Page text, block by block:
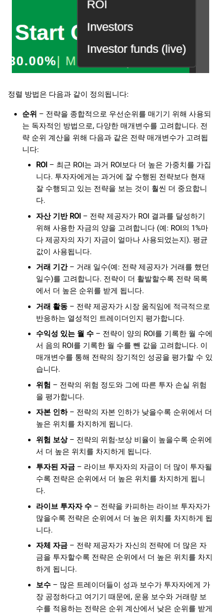
정렬 방법은 다음과 같이 정의됩니다:
순위 – 전략을 종합적으로 우선순위를 매기기 위해 사용되
는 독자적인 방법으로, 다양한 매개변수를 고려합니다. 전
략 순위 계산을 위해 다음과 같은 전략 매개변수가 고려됩
니다:
ROI– 최근 ROI는 과거 ROI보다 더 높은 가중치를 가집
니다. 투자자에게는 과거에 잘 수행된 전략보다 현재
잘 수행되고 있는 전략을 보는 것이 훨씬 더 중요합니
다.
자산 기반 ROI– 전략 제공자가 ROI 결과를 달성하기
위해 사용한 자금의 양을 고려합니다 (예: ROI의 1%마
다 제공자의 자기 자금이 얼마나 사용되었는지). 평균
값이 사용됩니다.
거래 기간– 거래 일수(예: 전략 제공자가 거래를 했던
일수)를 고려합니다. 전략이 더 활발할수록 전략 목록
에서 더 높은 순위를 받게 됩니다.
거래 활동– 전략 제공자가 시장 움직임에 적극적으로
반응하는 열성적인 트레이더인지 평가합니다.
수익성 있는 월 수– 전략이 양의 ROI를 기록한 월 수에
서 음의 ROI를 기록한 월 수를 뺀 값을 고려합니다. 이
매개변수를 통해 전략의 장기적인 성공을 평가할 수 있
습니다.
위험 – 전략의 위험 정도와 그에 따른 투자 손실 위험
을 평가합니다.
자본 인하– 전략의 자본 인하가 낮을수록 순위에서 더
높은 위치를 차지하게 됩니다.
위험 보상– 전략의 위험-보상 비율이 높을수록 순위에
서 더 높은 위치를 차지하게 됩니다.
투자된 자금– 라이브 투자자의 자금이 더 많이 투자될
수록 전략은 순위에서 더 높은 위치를 차지하게 됩니
다.
라이브 투자자 수– 전략을 카피하는 라이브 투자자가
많을수록 전략은 순위에서 더 높은 위치를 차지하게 됩
니다.
자체 자금– 전략 제공자가 자신의 전략에 더 많은 자
금을 투자할수록 전략은 순위에서 더 높은 위치를 차지
하게 됩니다.
보수– 많은 트레이더들이 성과 보수가 투자자에게 가
장 공정하다고 여기기 때문에, 운용 보수와 거래량 보
수를 적용하는 전략은 순위 계산에서 낮은 순위를 받게